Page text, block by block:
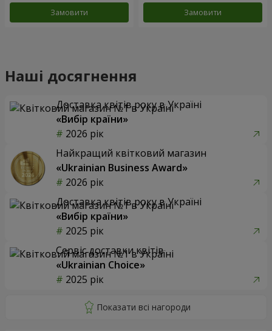
Замовити Замовити
Наші досягнення
Доставка квітів року в Україні
«Вибір країни»
2026 рік
Найкращий квітковий магазин
«Ukrainian Business Award»
2026 рік
Доставка квітів року в Україні
«Вибір країни»
2025 рік
Сервіс доставки квітів
«Ukrainian Choice»
2025 рік